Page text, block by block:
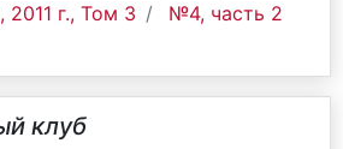
г., Том 3
№4, часть 2
клуб